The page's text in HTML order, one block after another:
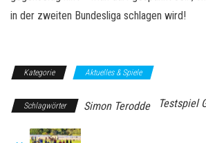
in der zweiten Bundesliga schlagen wird!
Kategorie Aktuelles & Spiele
Schlagwörter Simon Terodde Testspiel